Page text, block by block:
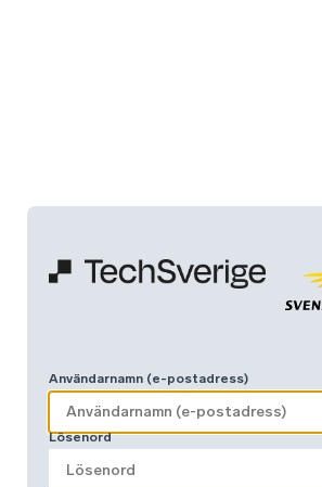
Användarnamn (e-postadress)
Lösenord